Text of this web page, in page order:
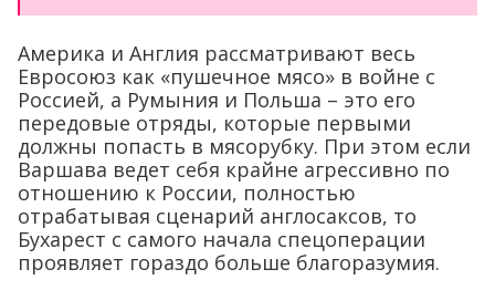
Америка и Англия рассматривают весь
Евросоюз как «пушечное мясо» в войне с
Россией, а Румыния и Польша – это его
передовые отряды, которые первыми
должны попасть в мясорубку. При этом если
Варшава ведет себя крайне агрессивно по
отношению к России, полностью
отрабатывая сценарий англосаксов, то
Бухарест с самого начала спецоперации
проявляет гораздо больше благоразумия.